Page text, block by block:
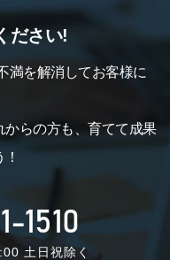
ださい!
満を解消してお客様に
らの方も、育てて成果
1510
土日祝除く